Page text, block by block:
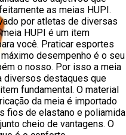
as meias HUPI.
por atletas de diversas
HUPI é um item
você. Praticar esportes
desempenho é o seu
o nosso. Por isso a meia
diversos destaques que
fundamental. O material
da meia é importado
fios de elastano e poliamida
cheio de vantagens. O